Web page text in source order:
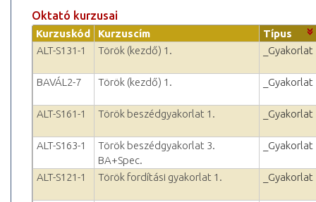
Oktató kurzusai
Kurzuskód Kurzuscím
Típus
ALT-S131-1
Török (kezdő) 1. _Gyakorlat
BAVÁL2-7 Török (kezdő) 1. _Gyakorlat
ALT-S161-1 Török beszédgyakorlat 1. _Gyakorlat
ALT-S163-1
Török beszédgyakorlat 3.
BA+Spec.
_Gyakorlat
ALT-S121-1 Török fordítási gyakorlat 1. _Gyakorlat